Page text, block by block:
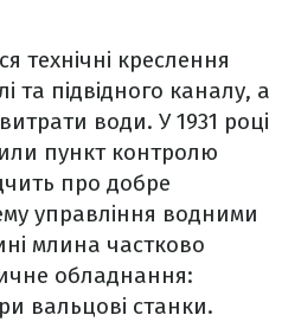
технічні креслення
та підвідного каналу, а
води. У 1931 році
пункт контролю
про добре
управління водними
млина частково
обладнання:
вальцові станки.